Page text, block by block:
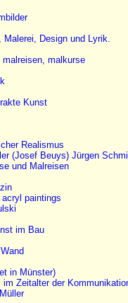
Design und Lyrik.
malreisen, malkurse
Kunst
Realismus
(Josef Beuys) Jürgen
und Malreisen
paintings
im Bau
in Münster)
Zeitalter der